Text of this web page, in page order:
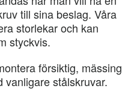
till sina beslag. Våra
storlekar och kan
styckvis.
försiktig, mässing
vanligare stålskruvar.